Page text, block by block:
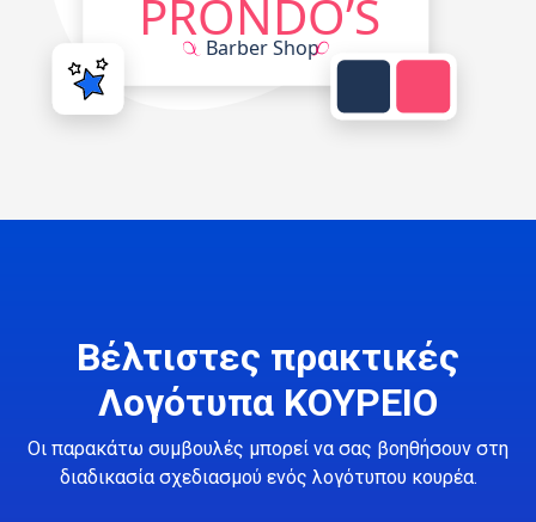
Βέλτιστες πρακτικές
Λογότυπα ΚΟΥΡΕΙΟ
Οι παρακάτω συμβουλές μπορεί να σας βοηθήσουν στη
διαδικασία σχεδιασμού ενός λογότυπου κουρέα.